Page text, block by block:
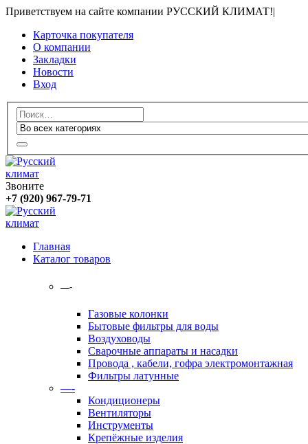
Приветствуем на сайте компании РУССКИЙ КЛИМАТ!|
Карточка покупателя
О компании
Закладки
Новости
Вход
Звоните
+7 (920) 967-79-71
Главная
Каталог товаров
—-
Газовые колонки
Бытовые фильтры для воды
Воздуховоды
Сварочные аппараты и насадки
Провода , кабели, гофра электромонтажная
Фильтры латунные
—-
Кондиционеры
Вентиляторы
Инструменты
Крепёжные изделия